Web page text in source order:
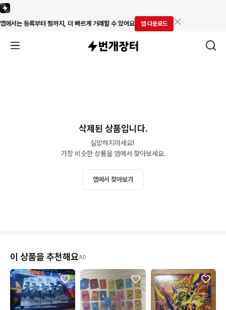
앱에서는 등록부터 찜까지, 더 빠르게 거래할 수 있어요 앱 다운로드
삭제된 상품입니다.
실망하지마세요!
가장 비슷한 상품을 앱에서 찾아보세요.
앱에서 찾아보기
이 상품을 추천해요AD